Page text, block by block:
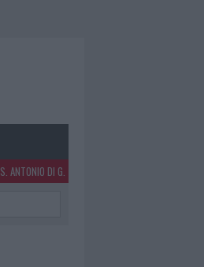
S. ANTONIO DI G.